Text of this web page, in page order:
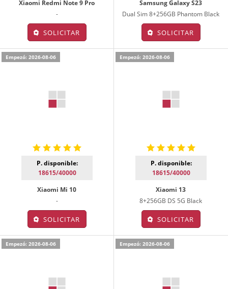
Xiaomi Redmi Note 9 Pro
-
SOLICITAR
Samsung Galaxy S23
Dual Sim 8+256GB Phantom Black
SOLICITAR
Empezó: 2026-08-06
P. disponible:
18615/40000
Xiaomi Mi 10
-
SOLICITAR
Empezó: 2026-08-06
P. disponible:
18615/40000
Xiaomi 13
8+256GB DS 5G Black
SOLICITAR
Empezó: 2026-08-06 Empezó: 2026-08-06